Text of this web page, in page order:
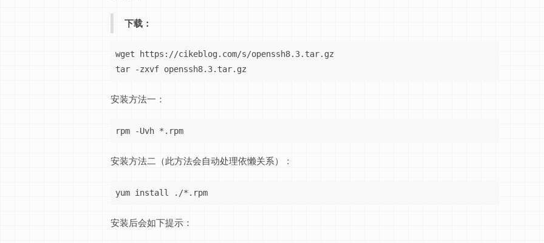
下载：
wget https://cikeblog.com/s/openssh8.3.tar.gz
安装方法一：
rpm -Uvh *.rpm
安装方法二（此方法会自动处理依懒关系）：
yum install ./*.rpm
安装后会如下提示：